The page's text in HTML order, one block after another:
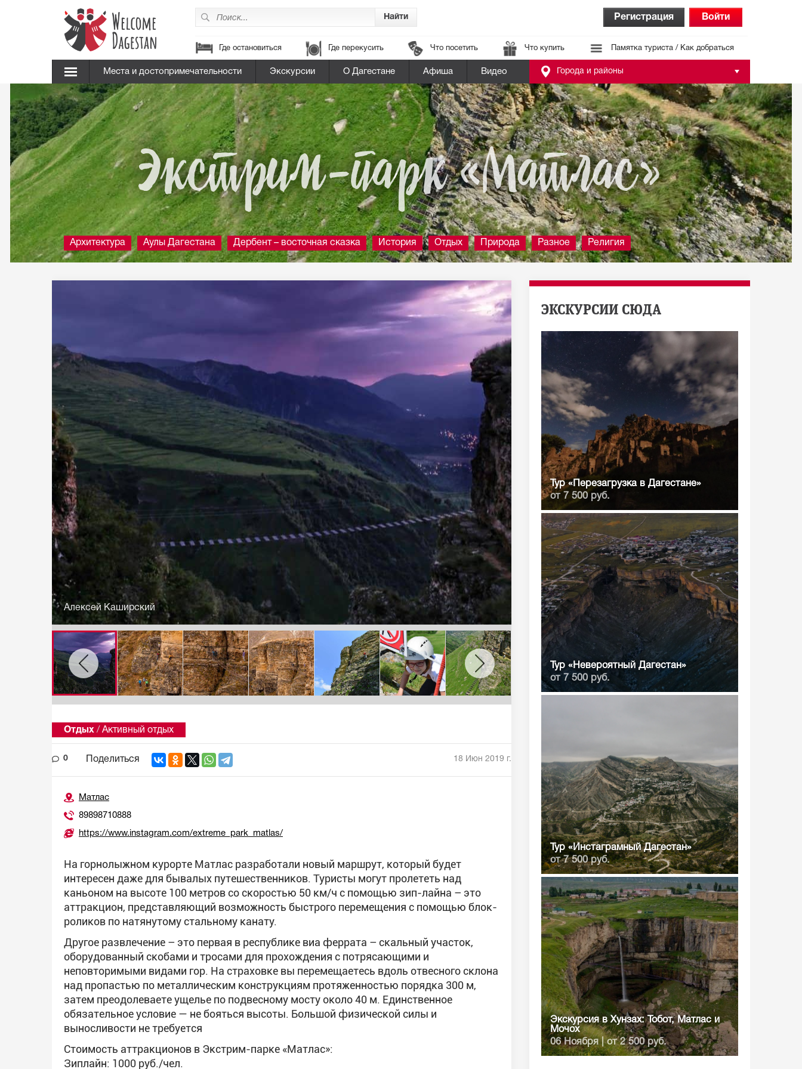
Регистрация Войти
Где остановиться Где перекусить Что посетить Что купить Памятка туриста / Как добраться
Места и достопримечательности Экскурсии О Дагестане Афиша Видео Города и районы
Экстрим-парк «Матлас»
Архитектура Аулы Дагестана Дербент – восточная сказка История Отдых Природа Разное Религия
Алексей Каширский
Отдых / Активный отдых
0 Поделиться 18 Июн 2019 г.
Матлас
89898710888
https://www.instagram.com/extreme_park_matlas/
На горнолыжном курорте Матлас разработали новый маршрут, который будет
интересен даже для бывалых путешественников. Туристы могут пролететь над
каньоном на высоте 100 метров со скоростью 50 км/ч с помощью зип-лайна – это
аттракцион, представляющий возможность быстрого перемещения с помощью блок-
роликов по натянутому стальному канату.
Другое развлечение – это первая в республике виа феррата – скальный участок,
оборудованный скобами и тросами для прохождения с потрясающими и
неповторимыми видами гор. На страховке вы перемещаетесь вдоль отвесного склона
над пропастью по металлическим конструкциям протяженностью порядка 300 м,
затем преодолеваете ущелье по подвесному мосту около 40 м. Единственное
обязательное условие — не бояться высоты. Большой физической силы и
выносливости не требуется
Стоимость аттракционов в Экстрим-парке «Матлас»:
Зиплайн: 1000 руб./чел.
ЭКСКУРСИИ СЮДА
Тур «Перезагрузка в Дагестане»
от 7 500 руб.
Тур «Невероятный Дагестан»
от 7 500 руб.
Тур «Инстаграмный Дагестан»
от 7 500 руб.
Экскурсия в Хунзах: Тобот, Матлас и
Мочох
06 Ноября | от 2 500 руб.